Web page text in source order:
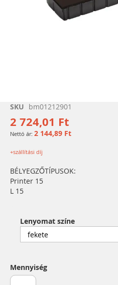
Ugrás
képgaléria
elejére
SKU bm01212901
2 724,01 Ft
2 144,89 Ft
+szállítási díj
BÉLYEGZŐTÍPUSOK:
Printer 15
L 15
Lenyomat színe
Mennyiség